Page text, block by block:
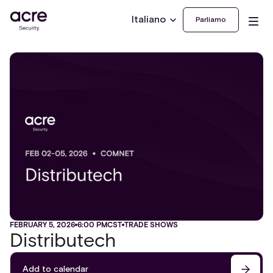
Italiano Parliamo
FEBRUARY 5, 2026 6:00 PMCST TRADE SHOWS
Distributech
Add to calendar